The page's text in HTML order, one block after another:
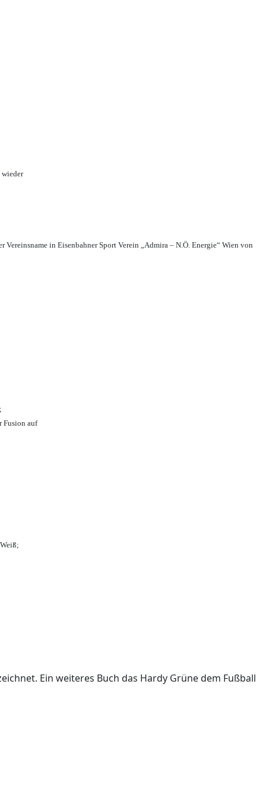
wieder
Vereinsname in Eisenbahner Sport Verein „Admira – N.Ö. Energie“ Wien von
Fusion auf
Ein weiteres Buch das Hardy Grüne dem Fußball